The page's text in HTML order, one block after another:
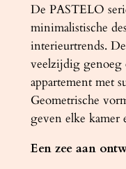
n
a
a
n
t
a
l
De PASTELO
minimalistische
interieurtrends.
veelzijdig genoeg
appartement met
Geometrische
geven elke kamer
Een zee aan